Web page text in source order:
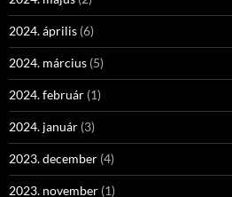
2024. április (6)
2024. március (5)
2024. február (1)
2024. január (3)
2023. december (4)
2023. november (1)